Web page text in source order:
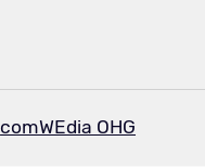
comWEdia OHG